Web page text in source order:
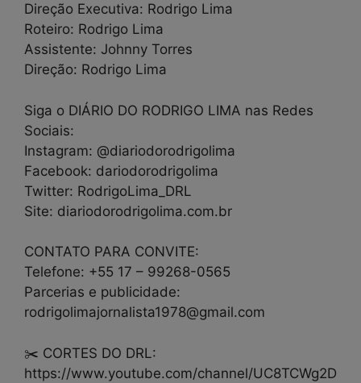
Direção Executiva: Rodrigo Lima
Roteiro: Rodrigo Lima
Assistente: Johnny Torres
Direção: Rodrigo Lima
Siga o DIÁRIO DO RODRIGO LIMA nas Redes
Sociais:
Instagram: @diariodorodrigolima
Facebook: dariodorodrigolima
Twitter: RodrigoLima_DRL
Site: diariodorodrigolima.com.br
CONTATO PARA CONVITE:
Telefone: +55 17 – 99268-0565
Parcerias e publicidade:
rodrigolimajornalista1978@gmail.com
✂️ CORTES DO DRL:
https://www.youtube.com/channel/UC8TCWg2D